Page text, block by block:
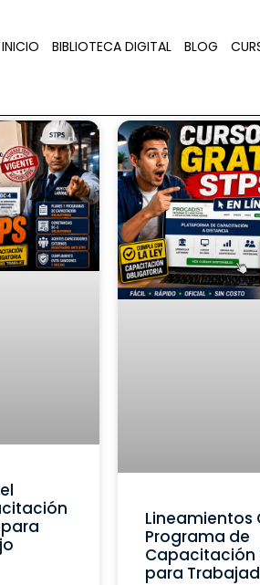
INICIO BIBLIOTECA DIGITAL BLOG
Lineamientos
Programa de
Capacitación
para